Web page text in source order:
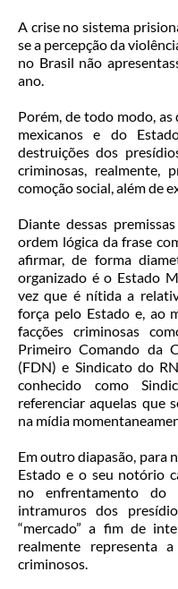
A crise no sistema
se a percepção da
no Brasil não
ano.
Porém, de todo modo,
mexicanos e do
destruições dos
criminosas, realmente,
comoção social, além de
Diante dessas
ordem lógica da frase
afirmar, de forma
organizado é o Estado
vez que é nítida a
força pelo Estado e, ao
facções criminosas
Primeiro Comando da
(FDN) e Sindicato do
conhecido como
referenciar aquelas que
na mídia
Em outro diapasão, para
Estado e o seu notório
no enfrentamento do
intramuros dos
“mercado” a fim de
realmente representa
criminosos.